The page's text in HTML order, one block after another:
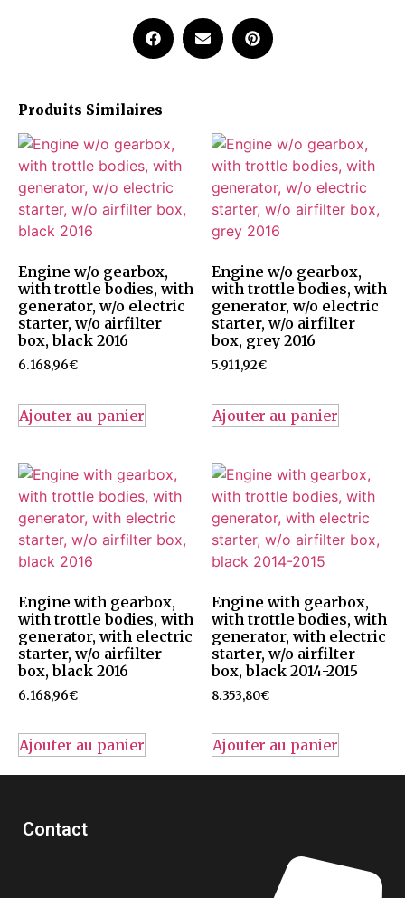
Produits Similaires
Engine w/o gearbox,
with trottle bodies, with
generator, w/o electric
starter, w/o airfilter
box, black 2016
6.168,96€
Ajouter au panier
Engine w/o gearbox,
with trottle bodies, with
generator, w/o electric
starter, w/o airfilter
box, grey 2016
5.911,92€
Ajouter au panier
Engine with gearbox,
with trottle bodies, with
generator, with electric
starter, w/o airfilter
box, black 2016
6.168,96€
Ajouter au panier
Engine with gearbox,
with trottle bodies, with
generator, with electric
starter, w/o airfilter
box, black 2014-2015
8.353,80€
Ajouter au panier
Contact